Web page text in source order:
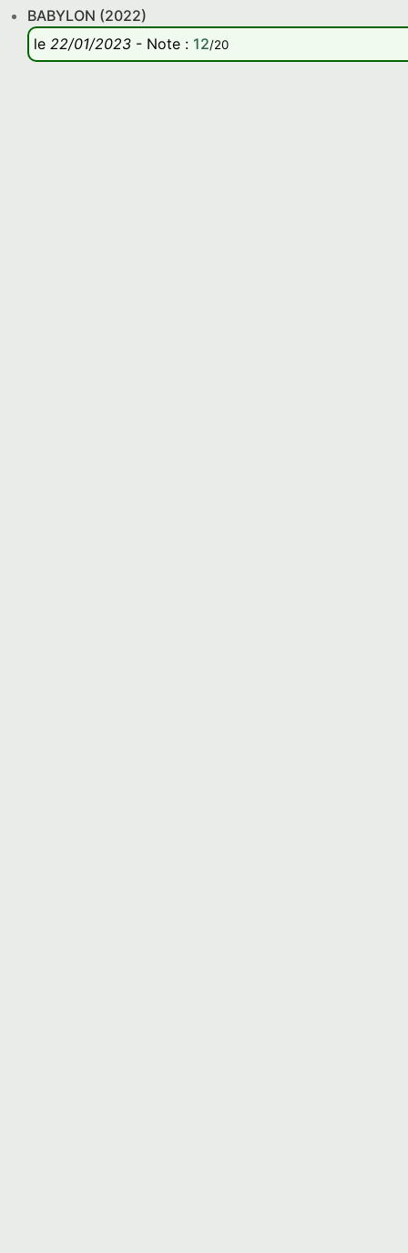
BABYLON (2022)
le 22/01/2023 - Note : 12/20